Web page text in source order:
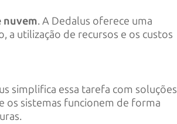
nuvem. A Dedalus oferece uma
utilização de recursos e os custos
simplifica essa tarefa com soluções
os sistemas funcionem de forma